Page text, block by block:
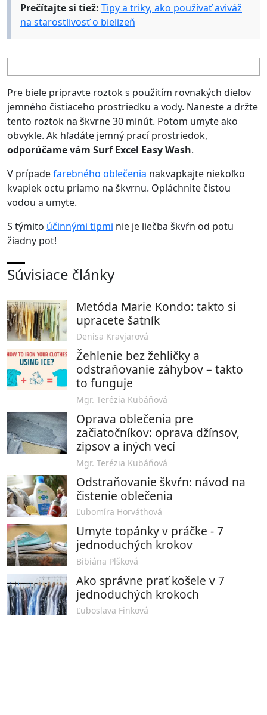
Prečítajte si tiež: Tipy a triky, ako používať aviváž
na starostlivosť o bielizeň
Pre biele pripravte roztok s použitím rovnakých dielov
jemného čistiaceho prostriedku a vody. Naneste a držte
tento roztok na škvrne 30 minút. Potom umyte ako
obvykle. Ak hľadáte jemný prací prostriedok,
odporúčame vám Surf Excel Easy Wash.
V prípadefarebného oblečenia nakvapkajte niekoľko
kvapiek octu priamo na škvrnu. Opláchnite čistou
vodou a umyte.
S týmito účinnými tipmi nie je liečba škvŕn od potu
žiadny pot!
Súvisiace články
Metóda Marie Kondo: takto si
upracete šatník
Denisa Kravjarová
Žehlenie bez žehličky a
odstraňovanie záhybov – takto
to funguje
Mgr. Terézia Kubáňová
Oprava oblečenia pre
začiatočníkov: oprava džínsov,
zipsov a iných vecí
Mgr. Terézia Kubáňová
Odstraňovanie škvŕn: návod na
čistenie oblečenia
Ľubomíra Horváthová
Umyte topánky v práčke - 7
jednoduchých krokov
Bibiána Plšková
Ako správne prať košele v 7
jednoduchých krokoch
Ľuboslava Finková